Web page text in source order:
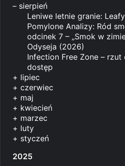
– sierpień
Leniwe letnie granie:
Pomylone Analizy: Ród
odcinek 7 – „Smok w
Odyseja (2026)
Infection Free Zone –
dostęp
+ lipiec
+ czerwiec
+ maj
+ kwiecień
+ marzec
+ luty
+ styczeń
2025